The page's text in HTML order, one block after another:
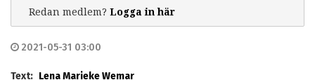
Redan medlem? Logga in här
2021-05-31 03:00
Text: Lena Marieke Wemar